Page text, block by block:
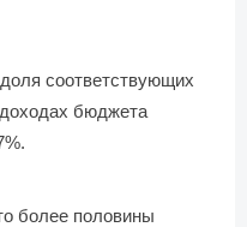
соответствующих
бюджета
более половины